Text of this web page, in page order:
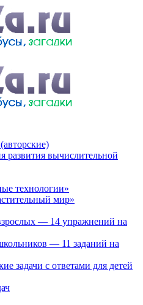
развития вычислительной
технологии»
мир»
— 14 упражнений на
— 11 заданий на
задачи с ответами для детей